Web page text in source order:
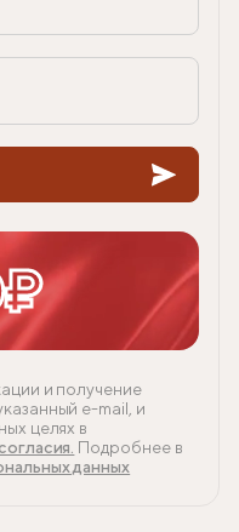
и получение
e-mail, и
целях в
Подробнее в
данных